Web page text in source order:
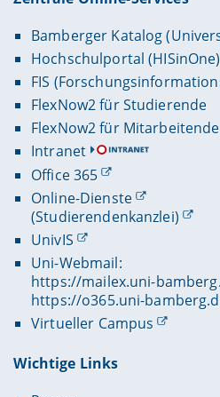
Bamberger Katalog
Hochschulportal (HISinOne)
FIS
FlexNow2 für Studierende
FlexNow2 für Mitarbeitende
Intranet
Office 365
Online-Dienste
(Studierendenkanzlei)
UnivIS
Uni-Webmail:
https://mailex.uni-
https://o365.uni-
Virtueller Campus
Wichtige Links